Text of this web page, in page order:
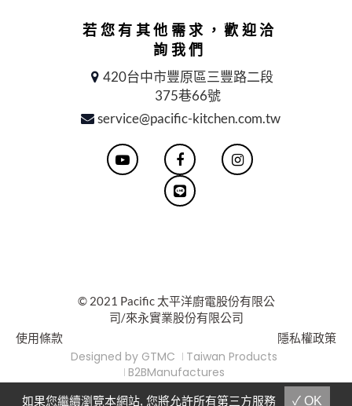
若您有其他需求，歡迎洽
詢我們
420台中市豐原區三豐路二段
375巷66號
service@pacific-kitchen.com.tw
© 2021 Pacific 太平洋廚電股份有限公
司/來永實業股份有限公司
Designed by GTMC
Taiwan Products
B2BManufactures
Market-Prospects
For Reader
使用條款 隱私權政策
如果您繼續瀏覽本網站, 您將允許所有第三方服務 ✓ OK